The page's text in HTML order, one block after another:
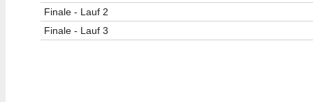
Finale - Lauf 2
Finale - Lauf 3